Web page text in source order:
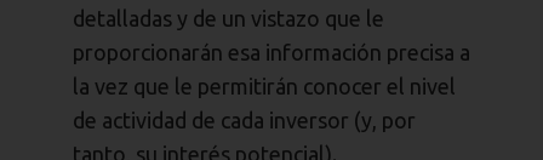
detalladas y de un vistazo que le
proporcionarán esa información precisa a
la vez que le permitirán conocer el nivel
de actividad de cada inversor (y, por
tanto, su interés potencial).